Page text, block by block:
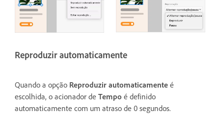
Reproduzir automaticamente
Quando a opção Reproduzir automaticamente é
escolhida, o acionador de Tempo é definido
automaticamente com um atraso de 0 segundos.